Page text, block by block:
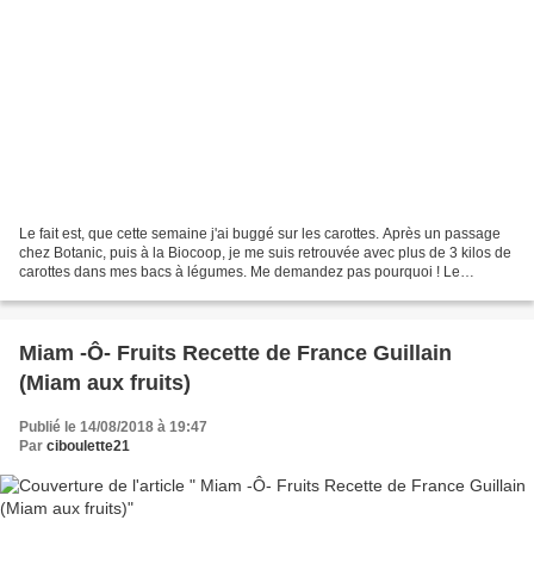
Le fait est, que cette semaine j'ai buggé sur les carottes. Après un passage
chez Botanic, puis à la Biocoop, je me suis retrouvée avec plus de 3 kilos de
carottes dans mes bacs à légumes. Me demandez pas pourquoi ! Le
Miam -Ô- Fruits Recette de France Guillain
(Miam aux fruits)
Publié le 14/08/2018 à 19:47
Par ciboulette21